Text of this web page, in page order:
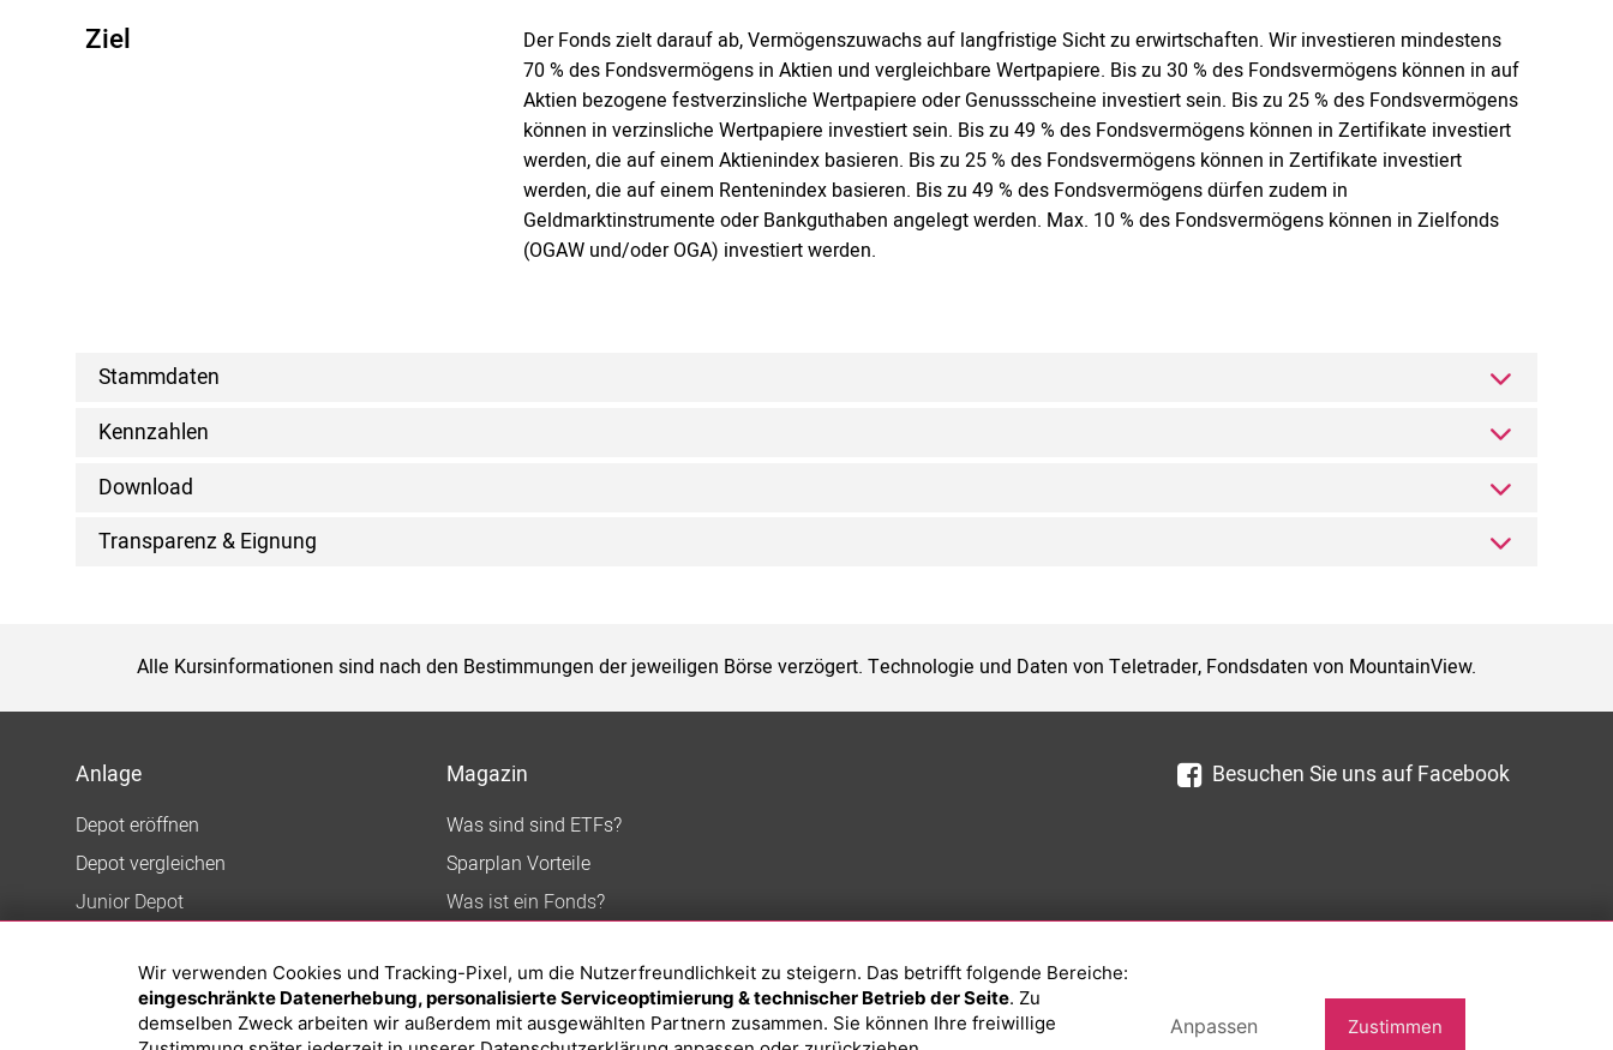
Ziel
Der Fonds zielt darauf ab, Vermögenszuwachs auf langfristige Sicht zu erwirtschaften. Wir investieren mindestens
70 % des Fondsvermögens in Aktien und vergleichbare Wertpapiere. Bis zu 30 % des Fondsvermögens können in auf
Aktien bezogene festverzinsliche Wertpapiere oder Genussscheine investiert sein. Bis zu 25 % des Fondsvermögens
können in verzinsliche Wertpapiere investiert sein. Bis zu 49 % des Fondsvermögens können in Zertifikate investiert
werden, die auf einem Aktienindex basieren. Bis zu 25 % des Fondsvermögens können in Zertifikate investiert
werden, die auf einem Rentenindex basieren. Bis zu 49 % des Fondsvermögens dürfen zudem in
Geldmarktinstrumente oder Bankguthaben angelegt werden. Max. 10 % des Fondsvermögens können in Zielfonds
(OGAW und/oder OGA) investiert werden.
Stammdaten
Kennzahlen
Download
Transparenz & Eignung
Alle Kursinformationen sind nach den Bestimmungen der jeweiligen Börse verzögert. Technologie und Daten von Teletrader, Fondsdaten von MountainView.
Anlage
Depot eröffnen
Depot vergleichen
Junior Depot
Top-Fonds
Fonds-Suche
Magazin
Was sind sind ETFs?
Sparplan Vorteile
Was ist ein Fonds?
Besuchen Sie uns auf Facebook
Wir verwenden Cookies und Tracking-Pixel, um die Nutzerfreundlichkeit zu steigern. Das betrifft folgende Bereiche:
eingeschränkte Datenerhebung, personalisierte Serviceoptimierung & technischer Betrieb der Seite. Zu
demselben Zweck arbeiten wir außerdem mit ausgewählten Partnern zusammen. Sie können Ihre freiwillige
Anpassen Zustimmen